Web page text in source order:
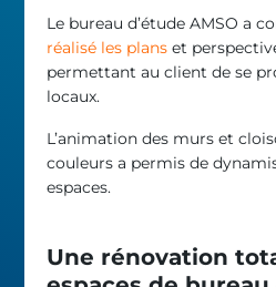
Le bureau d’étude AMSO a
réalisé les plans et
permettant au client de se
locaux.
L’animation des murs et
couleurs a permis de
espaces.
Une rénovation